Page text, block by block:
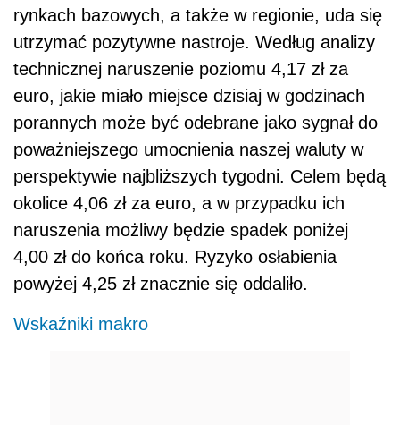
rynkach bazowych, a także w regionie, uda się
utrzymać pozytywne nastroje. Według analizy
technicznej naruszenie poziomu 4,17 zł za
euro, jakie miało miejsce dzisiaj w godzinach
porannych może być odebrane jako sygnał do
poważniejszego umocnienia naszej waluty w
perspektywie najbliższych tygodni. Celem będą
okolice 4,06 zł za euro, a w przypadku ich
naruszenia możliwy będzie spadek poniżej
4,00 zł do końca roku. Ryzyko osłabienia
powyżej 4,25 zł znacznie się oddaliło.
Wskaźniki makro